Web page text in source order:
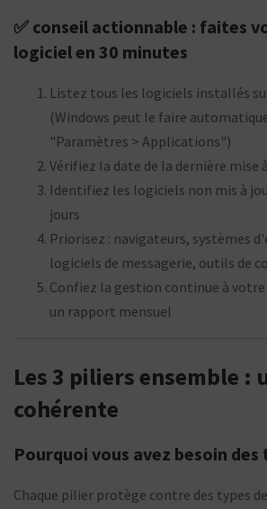
✅ conseil actionnable : faites
logiciel en 30 minutes
Listez tous les logiciels installés
(Windows peut le faire
"Paramètres > Applications")
Vérifiez la date de la dernière mise
Identifiez les logiciels non mis à
jours
Priorisez : navigateurs, systèmes
logiciels de messagerie, outils de
Confiez la gestion continue à
un rapport mensuel
Les 3 piliers ensemble :
cohérente
Pourquoi vous avez besoin des
Chaque pilier protège contre des types